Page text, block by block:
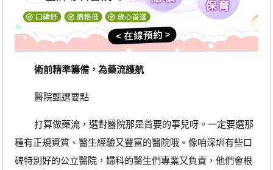
術前精準籌備，為藥流護航
醫院甄選要點
打算做藥流，選對醫院那是首要的事兒呀。一定要選那
種有正規資質、醫生經驗又豐富的醫院哦。像咱深圳有些口
碑特別好的公立醫院，婦科的醫生們專業又負責，他們會根